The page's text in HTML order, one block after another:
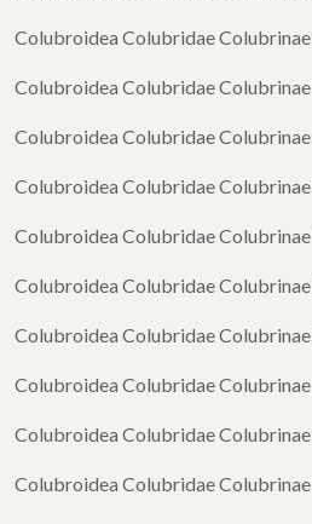
Colubroidea Colubridae Colubrinae
Colubroidea Colubridae Colubrinae
Colubroidea Colubridae Colubrinae
Colubroidea Colubridae Colubrinae
Colubroidea Colubridae Colubrinae
Colubroidea Colubridae Colubrinae
Colubroidea Colubridae Colubrinae
Colubroidea Colubridae Colubrinae
Colubroidea Colubridae Colubrinae
Colubroidea Colubridae Colubrinae